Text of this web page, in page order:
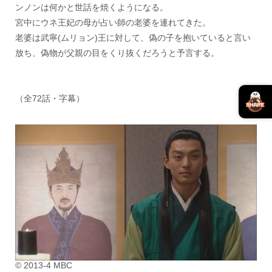
ンノンは何かと世話を焼くようになる。
宮中にウネ王妃の母が占い師の老婆を連れてきた。
老婆は武寧(ムリョン)王に対して、偽の子を抱いていると言い
放ち、偽物が父親の目をくり抜くだろうと予言する。
（全72話・字幕）
© 2013-4 MBC